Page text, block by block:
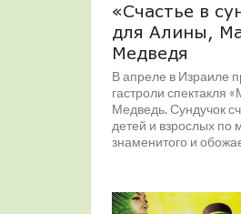
«Счастье в
для Алины,
Медведя
В апреле в Израиле
гастроли спектакля
Медведь. Сундучок
детей и взрослых по
знаменитого и